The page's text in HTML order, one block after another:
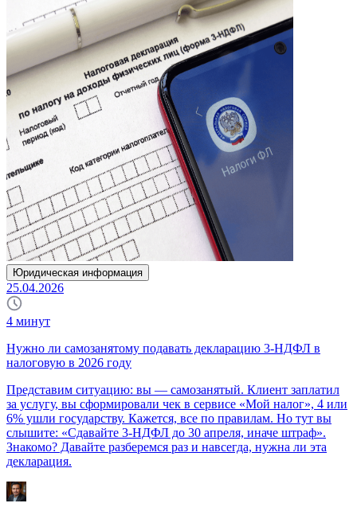
Юридическая информация
25.04.2026
4 минут
Нужно ли самозанятому подавать декларацию 3-НДФЛ в
налоговую в 2026 году
Представим ситуацию: вы — самозанятый. Клиент заплатил
за услугу, вы сформировали чек в сервисе «Мой налог», 4 или
6% ушли государству. Кажется, все по правилам. Но тут вы
слышите: «Сдавайте 3-НДФЛ до 30 апреля, иначе штраф».
Знакомо? Давайте разберемся раз и навсегда, нужна ли эта
декларация.